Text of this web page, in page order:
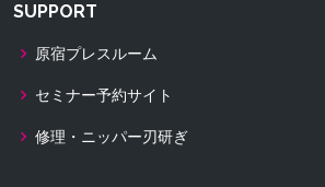
SUPPORT
原宿プレスルーム
セミナー予約サイト
修理・ニッパー刃研ぎ